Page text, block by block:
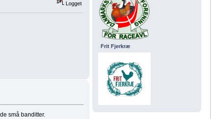
Frit Fjerkræ
Logget
små banditter.